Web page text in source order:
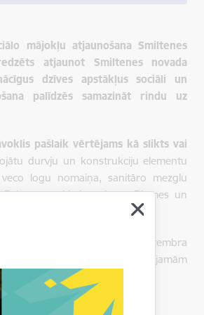
mājokļu atjaunošana Smiltenes
atjaunot Smiltenes novada
dzīves apstākļus sociāli un
palīdzēs samazināt rindu uz
pašlaik vērtējams kā slikts vai
durvju un konstrukciju elementu
logu nomaiņa, sanitāro mezglu
Variņu, Apes, Blomes un
2023. gada 19. septembra
piekļuvi atbilstošām dzīvojamām